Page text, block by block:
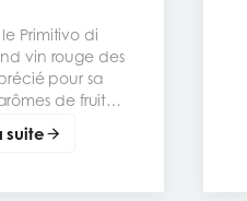
Primitivo di
vin rouge des
pour sa
de fruits
Un cépage
suite